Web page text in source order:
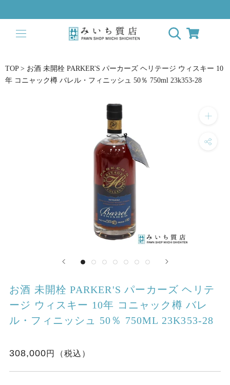
キ
て
コ
TOP > お酒 未開栓 PARKER'S パーカーズ ヘリテージ ウィスキー 10
年 コニャック樽 バレル・フィニッシュ 50％ 750ml 23k353-28
お酒 未開栓 PARKER'S パーカーズ ヘリテ
ージ ウィスキー 10年 コニャック樽 バレ
ル・フィニッシュ 50％ 750ML 23K353-28
308,000